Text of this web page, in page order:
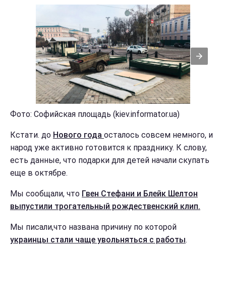
Фото: Софийская площадь (kiev.informator.ua)
Кстати. до Нового года осталось совсем немного, и
народ уже активно готовится к празднику. К слову,
есть данные, что подарки для детей начали скупать
еще в октябре.
Мы сообщали, что Гвен Стефани и Блейк Шелтон
выпустили трогательный рождественский клип.
Мы писали,что названа причину по которой
украинцы стали чаще увольняться с работы.